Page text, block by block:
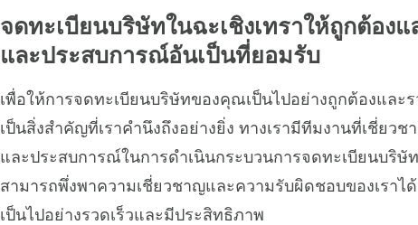
จดทะเบียนบริษัทในฉะเชิงเทราให้ถูกต้อง
และประสบการณ์อันเป็นที่ยอมรับ
เพื่อให้การจดทะเบียนบริษัทของคุณเป็นไปอย่างถูกต้องแล
เป็นสิ่งสำคัญที่เราคำนึงถึงอย่างยิ่ง ทางเรามีทีมงานที่เชี่ยว
และประสบการณ์ในการดำเนินกระบวนการจดทะเบียนบริษั
สามารถพึ่งพาความเชี่ยวชาญและความรับผิดชอบของเรา
เป็นไปอย่างรวดเร็วและมีประสิทธิภาพ